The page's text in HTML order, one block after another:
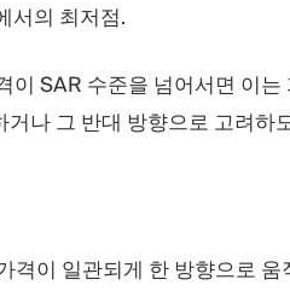
서의 최저점.
이 SAR 수준을 넘어서면 이는
나 그 반대 방향으로 고려하
격이 일관되게 한 방향으로 움